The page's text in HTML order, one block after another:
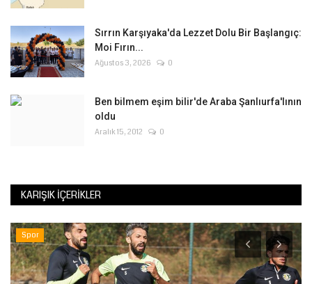
Sırrın Karşıyaka'da Lezzet Dolu Bir Başlangıç:
Moi Fırın...
Ağustos 3, 2026 0
Ben bilmem eşim bilir'de Araba Şanlıurfa'lının
oldu
Aralık 15, 2012 0
KARIŞIK İÇERIKLER
Spor